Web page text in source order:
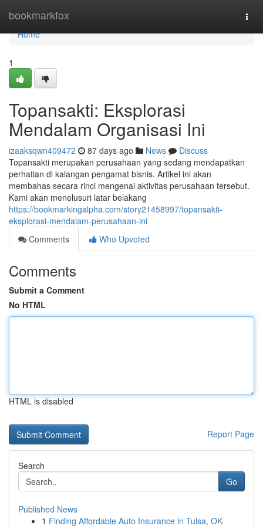
bookmarkfox
Home
Home
1
Topansakti: Eksplorasi
Mendalam Organisasi Ini
izaaksqwn409472 87 days ago News
Discuss
Topansakti merupakan perusahaan yang sedang mendapatkan
perhatian di kalangan pengamat bisnis. Artikel ini akan
membahas secara rinci mengenai aktivitas perusahaan tersebut.
Kami akan menelusuri latar belakang
https://bookmarkingalpha.com/story21458997/topansakti-
eksplorasi-mendalam-perusahaan-ini
Comments
Who Upvoted
Comments
Submit a Comment
No HTML
HTML is disabled
Report Page
Search
Go
Published News
1 Finding Affordable Auto Insurance in Tulsa, OK